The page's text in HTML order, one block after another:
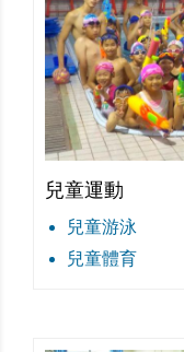
兒童運動
兒童游泳
兒童體育